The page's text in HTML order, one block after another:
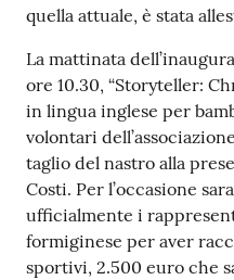
su
quella attuale, è stata
La mattinata
ore 10.30, “Storyteller:
in lingua inglese per
volontari
taglio del nastro alla
Costi. Per l’occasione
ufficialmente i
formiginese per aver
sportivi, 2.500 euro che